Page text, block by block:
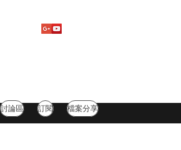
討論區 訂閱 檔案分享